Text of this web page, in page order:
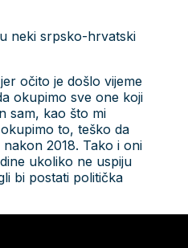
neki srpsko-hrvatski
očito je došlo vijeme
okupimo sve one koji
sam, kao što mi
to, teško da
2018. Tako i oni
ukoliko ne uspiju
bi postati politička